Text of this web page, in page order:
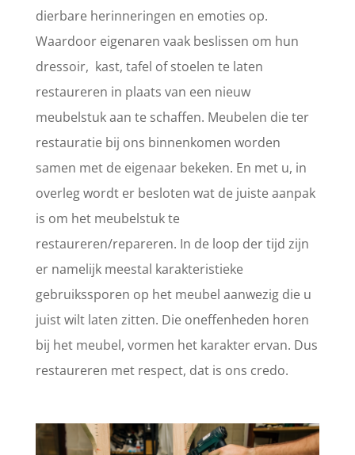
dierbare herinneringen en emoties op.
Waardoor eigenaren vaak beslissen om hun
dressoir, kast, tafel of stoelen te laten
restaureren in plaats van een nieuw
meubelstuk aan te schaffen. Meubelen die ter
restauratie bij ons binnenkomen worden
samen met de eigenaar bekeken. En met u, in
overleg wordt er besloten wat de juiste aanpak
is om het meubelstuk te
restaureren/repareren. In de loop der tijd zijn
er namelijk meestal karakteristieke
gebruikssporen op het meubel aanwezig die u
juist wilt laten zitten. Die oneffenheden horen
bij het meubel, vormen het karakter ervan. Dus
restaureren met respect, dat is ons credo.